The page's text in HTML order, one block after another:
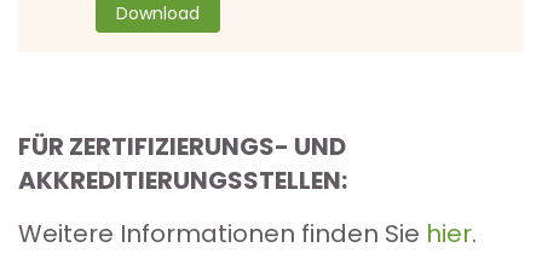
Download
FÜR ZERTIFIZIERUNGS- UND
AKKREDITIERUNGSSTELLEN:
Weitere Informationen finden Sie hier.